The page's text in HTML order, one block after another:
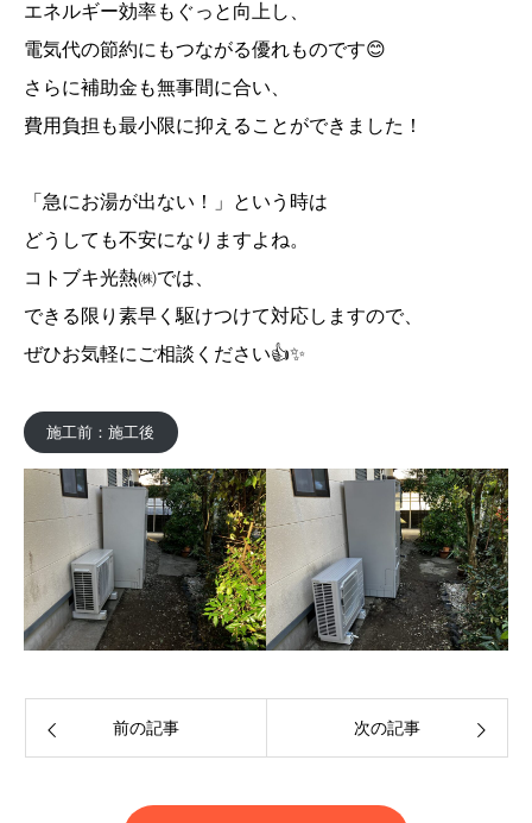
エネルギー効率もぐっと向上し、
電気代の節約にもつながる優れものです😊
さらに補助金も無事間に合い、
費用負担も最小限に抑えることができました！
「急にお湯が出ない！」という時は
どうしても不安になりますよね。
コトブキ光熱㈱では、
できる限り素早く駆けつけて対応しますので、
ぜひお気軽にご相談ください👍✨
施工前：施工後
前の記事 次の記事